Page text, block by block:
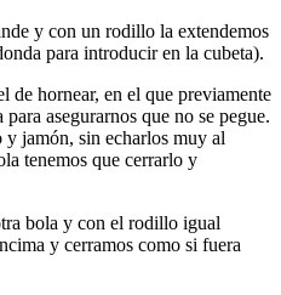
y con un rodillo la extendemos
para introducir en la cubeta).
de hornear, en el que previamente
asegurarnos que no se pegue.
y jamón, sin echarlos muy al
tenemos que cerrarlo y
bola y con el rodillo igual
y cerramos como si fuera